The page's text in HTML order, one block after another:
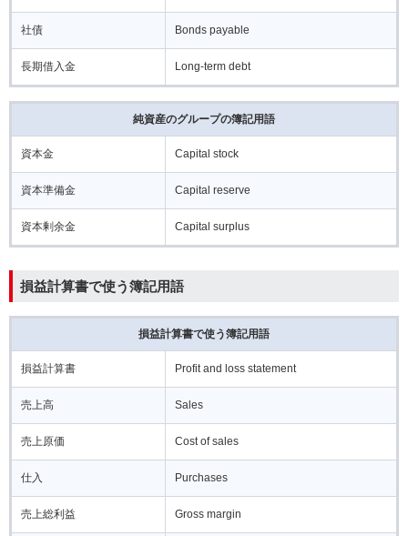
社債 Bonds payable
長期借入金 Long-term debt
純資産のグループの簿記用語
資本金 Capital stock
資本準備金 Capital reserve
資本剰余金 Capital surplus
損益計算書で使う簿記用語
損益計算書で使う簿記用語
損益計算書 Profit and loss statement
売上高 Sales
売上原価 Cost of sales
仕入 Purchases
売上総利益 Gross margin